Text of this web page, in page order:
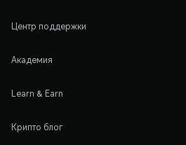
Центр поддержки
Академия
Learn & Earn
Крипто блог